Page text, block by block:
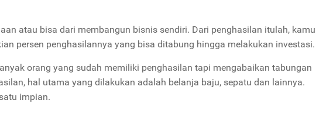
atau bisa dari membangun bisnis sendiri. Dari penghasilan itulah, kamu
persen penghasilannya yang bisa ditabung hingga melakukan investasi.
orang yang sudah memiliki penghasilan tapi mengabaikan tabungan
hal utama yang dilakukan adalah belanja baju, sepatu dan lainnya.
impian.